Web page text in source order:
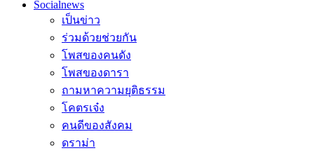
Socialnews
เป็นข่าว
ร่วมด้วยช่วยกัน
โพสของคนดัง
โพสของดารา
ถามหาความยุติธรรม
โคตรเจ๋ง
คนดีของสังคม
ดราม่า